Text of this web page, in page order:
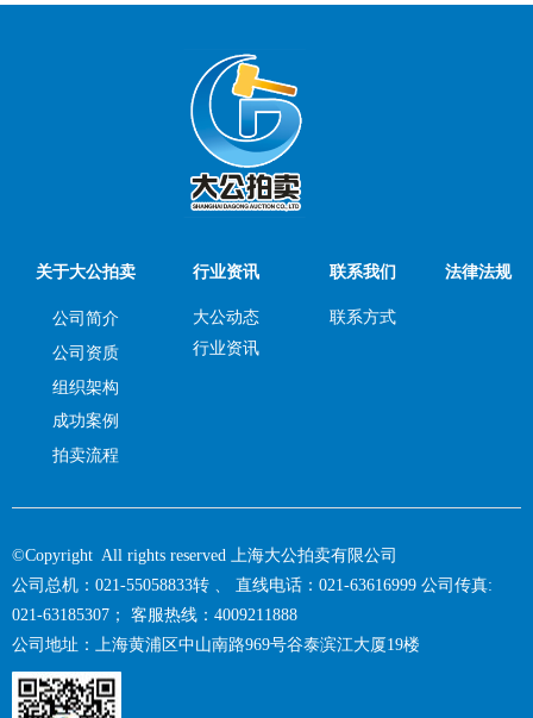
关于大公拍卖
公司简介
公司资质
组织架构
成功案例
拍卖流程
行业资讯
大公动态
行业资讯
联系我们
联系方式
法律法规
©Copyright All rights reserved 上海大公拍卖有限公司
公司总机：021-55058833转 、 直线电话：021-63616999 公司传真:
021-63185307； 客服热线：4009211888
公司地址：上海黄浦区中山南路969号谷泰滨江大厦19楼